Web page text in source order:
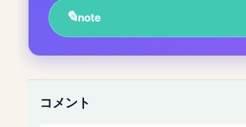
note
コメント